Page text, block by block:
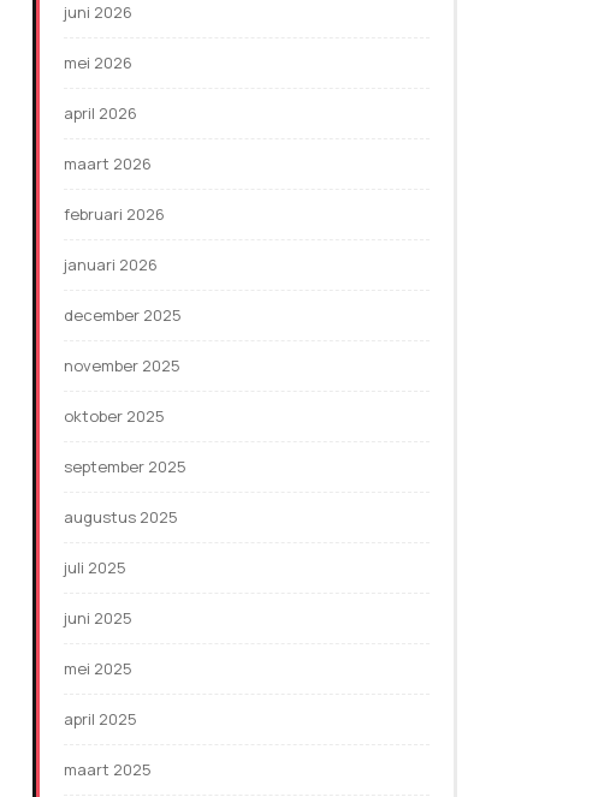
juni 2026
mei 2026
april 2026
maart 2026
februari 2026
januari 2026
december 2025
november 2025
oktober 2025
september 2025
augustus 2025
juli 2025
juni 2025
mei 2025
april 2025
maart 2025